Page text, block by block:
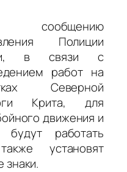
Полиции
в связи с
работ на
Северной
Крита, для
движения и
будут работать
установят